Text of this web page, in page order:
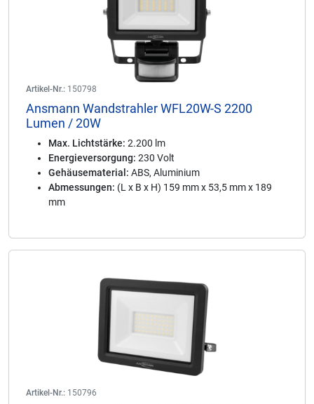
Artikel-Nr.: 150798
Ansmann Wandstrahler WFL20W-S 2200
Lumen / 20W
Max. Lichtstärke: 2.200 lm
Energieversorgung: 230 Volt
Gehäusematerial: ABS, Aluminium
Abmessungen: (L x B x H) 159 mm x 53,5 mm x 189
mm
Artikel-Nr.: 150796